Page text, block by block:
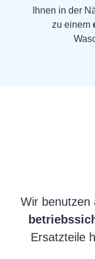
Ihnen in der
zu einem
Wir benutzen
Ersatzteile